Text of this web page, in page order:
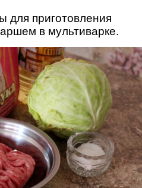
для приготовления
в мультиварке.